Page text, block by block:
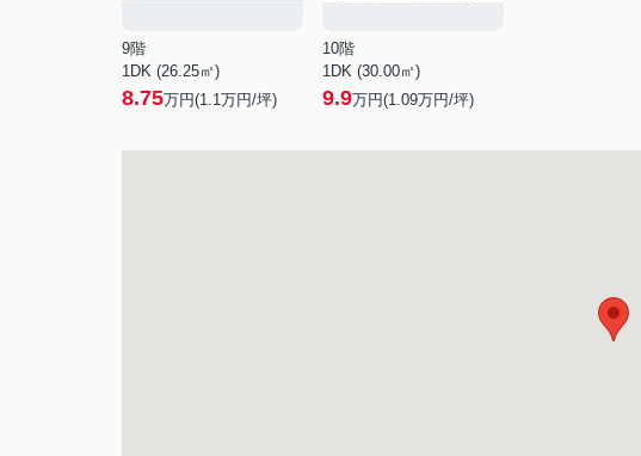
9階
1DK (26.25㎡)
8.75万円(1.1万円/坪)
10階
1DK (30.00㎡)
9.9万円(1.09万円/坪)